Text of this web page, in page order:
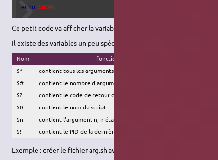
echo $HOME
Ce petit code va afficher la variable HOME à l'écran.
Il existe des variables un peu spéciales :
Nom
fonction
$*
contient tous les arguments passés à la fonction
$#
contient le nombre d'arguments
$?
contient le code de retour de la dernière opération
$0
contient le nom du script
$n
contient l'argument n, n étant un nombre
$!
contient le PID de la dernière commande lancée
Exemple : créer le fichier arg.sh avec le contenu qui suit :